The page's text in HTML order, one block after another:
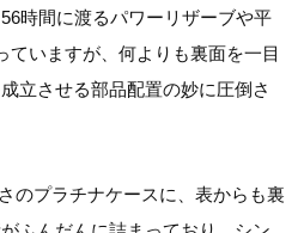
時間に渡るパワーリザーブや平
ていますが、何よりも裏面を一目
立させる部品配置の妙に圧倒さ
のプラチナケースに、表からも裏